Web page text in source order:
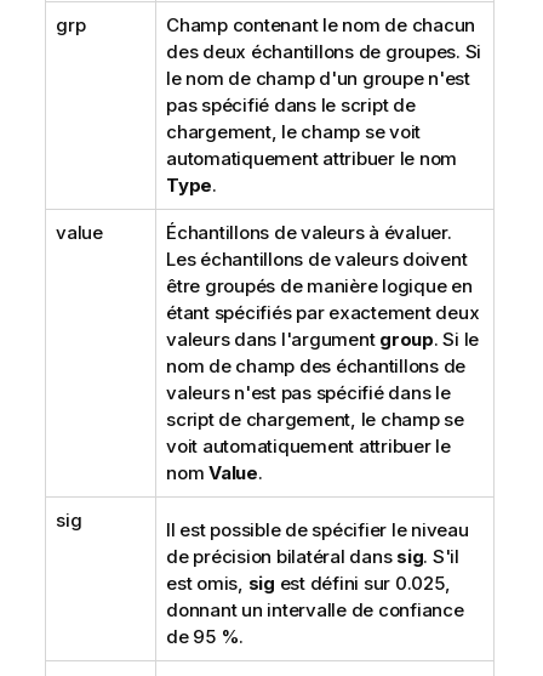
grp
Champ contenant le nom de chacun
des deux échantillons de groupes. Si
le nom de champ d'un groupe n'est
pas spécifié dans le script de
chargement, le champ se voit
automatiquement attribuer le nom
Type.
value
Échantillons de valeurs à évaluer.
Les échantillons de valeurs doivent
être groupés de manière logique en
étant spécifiés par exactement deux
valeurs dans l'argument group. Si le
nom de champ des échantillons de
valeurs n'est pas spécifié dans le
script de chargement, le champ se
voit automatiquement attribuer le
nom Value.
sig
Il est possible de spécifier le niveau
de précision bilatéral dans sig. S'il
est omis, sig est défini sur 0.025,
donnant un intervalle de confiance
de 95 %.